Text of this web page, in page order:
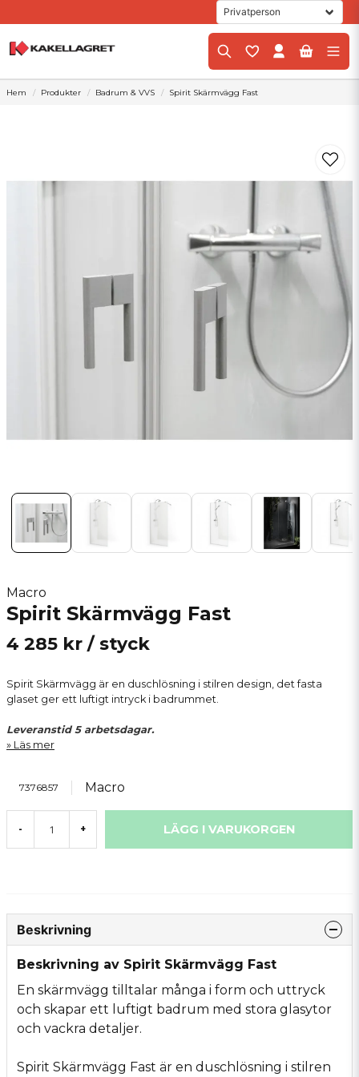
Hem Produkter Badrum & VVS Spirit Skärmvägg Fast
Macro
Spirit Skärmvägg Fast
4 285 kr / styck
Spirit Skärmvägg är en duschlösning i stilren design, det fasta
glaset ger ett luftigt intryck i badrummet.
Leveranstid 5 arbetsdagar.
Läs mer
7376857 Macro
- + LÄGG I VARUKORGEN
Beskrivning
Beskrivning av Spirit Skärmvägg Fast
En skärmvägg tilltalar många i form och uttryck
och skapar ett luftigt badrum med stora glasytor
och vackra detaljer.
Spirit Skärmvägg Fast är en duschlösning i stilren